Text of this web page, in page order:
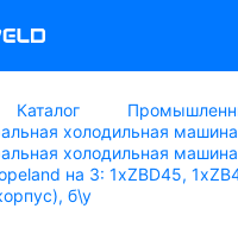
Каталог
холодильная
холодильная
на 3: 1xZBD45,
б\у